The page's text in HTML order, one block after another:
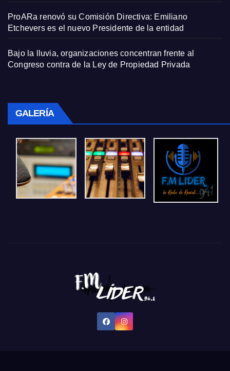
ProARa renovó su Comisión Directiva: Emiliano
Etchevers es el nuevo Presidente de la entidad
Bajo la lluvia, organizaciones concentran frente al
Congreso contra de la Ley de Propiedad Privada
GALERÍA